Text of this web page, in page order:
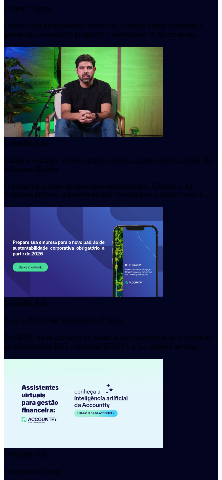
Comece Agora
Otimize seu planejamento financeiro: conecte dados contábeis e
gerenciais, automatize projeções e acompanhe KPIs em temp…
LinkedIn Ads
Clique e confira o vídeo completo de lançamento do Accountfy AI
Solutions Builder.
O poder da criação de apps está em suas mãos. Chegou o AI
Solutions Builder, a ferramenta que revoluciona a forma como e…
LinkedIn Ads
Faça o Download Gratuito do E-book
Em 2026, entra em vigor no Brasil a nova exigência da divulgação
de informações ESG conforme IFRS S1 e S2, quando as emp…
LinkedIn Ads
Leia mais no blog!